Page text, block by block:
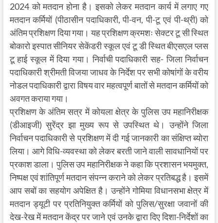
2024 को मतदान होना है। इसको लेकर मतदान कार्य में लगाए गए
मतदान कर्मियों (पीठासीन पदाधिकारी, पी-वन, पी-टू एवं पी-थ्री) को
अंतिम प्रशिक्षण दिया गया। यह प्रशिक्षण क्रमशः सेक्टर टू सी स्थित
बोकारो इस्पात सीनियर सेकेंडरी स्कूल एवं टू डी स्थित बीएसएल प्लस
टू हाई स्कूल में दिया गया। निर्वाची पदाधिकारी सह- जिला निर्वाचन
पदाधिकारी श्रीमती विजया जाधव के निर्देश पर सभी कोषांगों के वरीय
नोडल पदाधिकारी द्वारा विषय वार महत्वपूर्ण बातों से मतदान कर्मियों को
अवगत कराया गया।
प्रशिक्षण के अंतिम सत्र में कोयला क्षेत्र के पुलिस उप महानिरीक्षक
(डीआइजी) सुरेंद्र झा मुख्य रूप से उपस्थित थे। उन्होंने जिला
निर्वाचन पदाधिकारी से प्रशिक्षण में दी गई जानकारी का संक्षिप्त ब्योरा
लिया। आगे विधि-व्यवस्था को लेकर बरती जाने वाली सावधानियों पर
प्रकाश डाला। पुलिस उप महानिरीक्षक ने कहा कि प्रशासन भयमुक्त,
निष्पक्ष एवं शांतिपूर्ण मतदान संपन्न कराने को लेकर प्रतिबद्ध है। इसमें
आप सबों का सहयोग अपेक्षित है। उन्होंने गोमिया विधानसभा क्षेत्र में
मतदान ड्यूटी पर प्रतिनियुक्त कर्मियों को पुलिस/सुरक्षा जवानों की
देख-रेख में मतदान केंद्र पर जाने एवं उनके द्वारा दिए दिशा-निर्देशों का